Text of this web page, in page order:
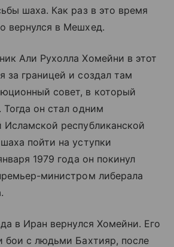
шаха. Как раз в это время
вернулся в Мешхед.
Али Рухолла Хомейни в этот
за границей и создал там
совет, в который
он стал одним
Исламской республиканской
пойти на уступки
1979 года он покинул
министром либерала
в Иран вернулся Хомейни. Его
бои с людьми Бахтияр, после